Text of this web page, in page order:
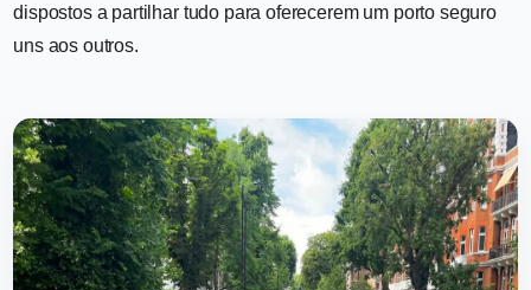
dispostos a partilhar tudo para oferecerem um porto seguro
uns aos outros.